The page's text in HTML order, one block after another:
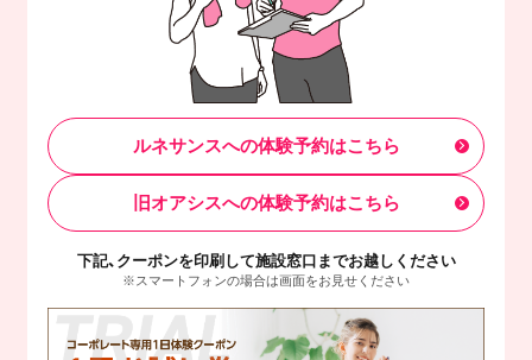
ルネサンスへの体験予約はこちら
旧オアシスへの体験予約はこちら
下記、クーポンを印刷して施設窓口までお越しください
※スマートフォンの場合は画面をお見せください